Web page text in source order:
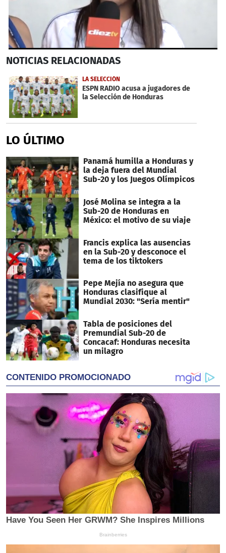
seconds
24
seconds
NOTICIAS RELACIONADAS
LA SELECCIÓN
ESPN RADIO acusa a jugadores de
la Selección de Honduras
LO ÚLTIMO
Panamá humilla a Honduras y
la deja fuera del Mundial
Sub-20 y los Juegos Olímpicos
José Molina se integra a la
Sub-20 de Honduras en
México: el motivo de su viaje
Francis explica las ausencias
en la Sub-20 y desconoce el
tema de los tiktokers
Pepe Mejía no asegura que
Honduras clasifique al
Mundial 2030: "Sería mentir"
Tabla de posiciones del
Premundial Sub-20 de
Concacaf: Honduras necesita
un milagro